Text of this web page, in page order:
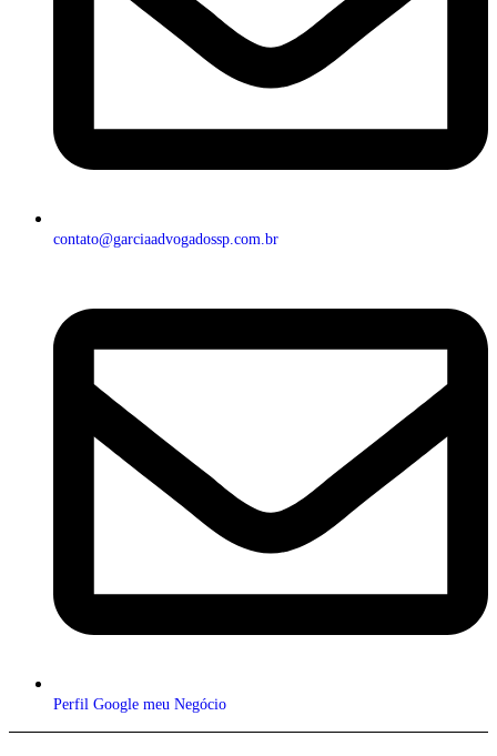
contato@garciaadvogadossp.com.br
Perfil Google meu Negócio